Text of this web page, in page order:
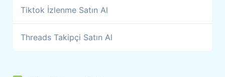
Tiktok İzlenme Satın Al
Threads Takipçi Satın Al